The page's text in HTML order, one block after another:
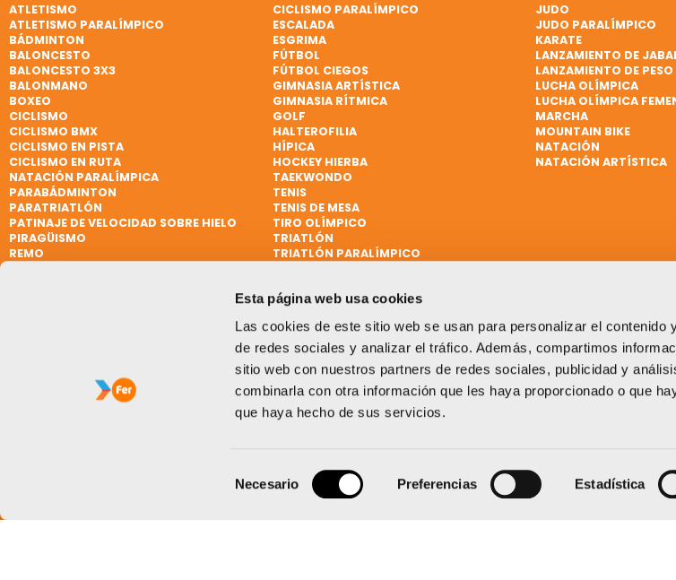
Esta página web usa cookies
Las cookies de este sitio web se usan para personalizar el contenido
de redes sociales y analizar el tráfico. Además, compartimos
sitio web con nuestros partners de redes sociales, publicidad y
combinarla con otra información que les haya proporcionado o que
que haya hecho de sus servicios.
de
Necesario Preferencias Estadística
ATLETISMO
ATLETISMO PARALÍMPICO
BÁDMINTON
BALONCESTO
BALONCESTO 3X3
BALONMANO
BOXEO
CICLISMO
CICLISMO BMX
CICLISMO EN PISTA
CICLISMO EN RUTA
CICLISMO PARALÍMPICO
ESCALADA
ESGRIMA
FÚTBOL
FÚTBOL CIEGOS
GIMNASIA ARTÍSTICA
GIMNASIA RÍTMICA
GOLF
HALTEROFILIA
HÍPICA
HOCKEY HIERBA
JUDO
JUDO PARALÍMPICO
KARATE
LANZAMIENTO DE
LANZAMIENTO DE PESO
LUCHA OLÍMPICA
LUCHA OLÍMPICA
MARCHA
MOUNTAIN BIKE
NATACIÓN
NATACIÓN ARTÍSTICA
NATACIÓN PARALÍMPICA
PARABÁDMINTON
PARATRIATLÓN
PATINAJE DE VELOCIDAD SOBRE HIELO
PIRAGÜISMO
REMO
TAEKWONDO
TENIS
TENIS DE MESA
TIRO OLÍMPICO
TRIATLÓN
TRIATLÓN PARALÍMPICO
VELA PARALÍMPICA
WATERPOLO
Un proyecto impulsado por: